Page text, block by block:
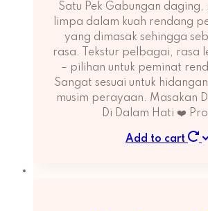
Satu Pek Gabungan
limpa dalam kuah rendang
yang dimasak sehingga
rasa. Tekstur pelbagai, rasa
– pilihan untuk peminat
Sangat sesuai untuk
musim perayaan. Masakan
Di Dalam Hati ❤️
Add to cart